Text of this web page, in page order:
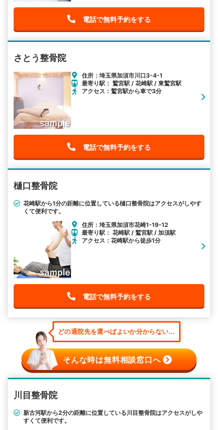
電話で無料予約をする
さとう整骨院
住所：埼玉県加須市川口3-4-1
最寄り駅： 鷲宮駅 / 花崎駅 / 東鷲宮駅
アクセス：鷲宮駅から車で3分
電話で無料予約をする
樋口整骨院
花崎駅から1分の距離に位置している樋口整骨院はアクセスがしやす
くて便利です。
住所：埼玉県加須市花崎1-19-12
最寄り駅： 花崎駅 / 鷲宮駅 / 加須駅
アクセス：花崎駅から徒歩1分
電話で無料予約をする
どの通院先を選べばよいか分からない...
そんな時は無料相談窓口へ
川目整骨院
新古河駅から2分の距離に位置している川目整骨院はアクセスがしや
すくて便利です。